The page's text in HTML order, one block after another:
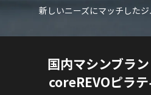
新しいニーズにマッチした
国内マシンブラ
coreREVOピラ